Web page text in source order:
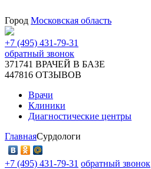
Город Московская область
+7 (495) 431-79-31
обратный звонок
371741 ВРАЧЕЙ В БАЗЕ
447816 ОТЗЫВОВ
Врачи
Клиники
Диагностические центры
ГлавнаяСурдологи
+7 (495) 431-79-31 обратный звонок